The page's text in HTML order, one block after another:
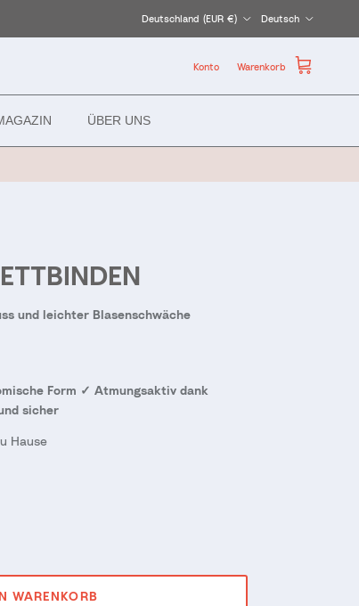
Deutschland (EUR €)
Deutsch
Konto Warenkorb
ÜBER UNS
und leichter Blasenschwäche
Form ✓ Atmungsaktiv dank
sicher
Hause
WARENKORB